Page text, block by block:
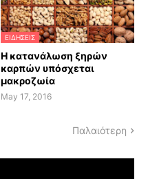
ΕΙΔΗΣΕΙΣ
H κατανάλωση ξηρών
καρπών υπόσχεται
μακροζωία
May 17, 2016
Παλαιότερη